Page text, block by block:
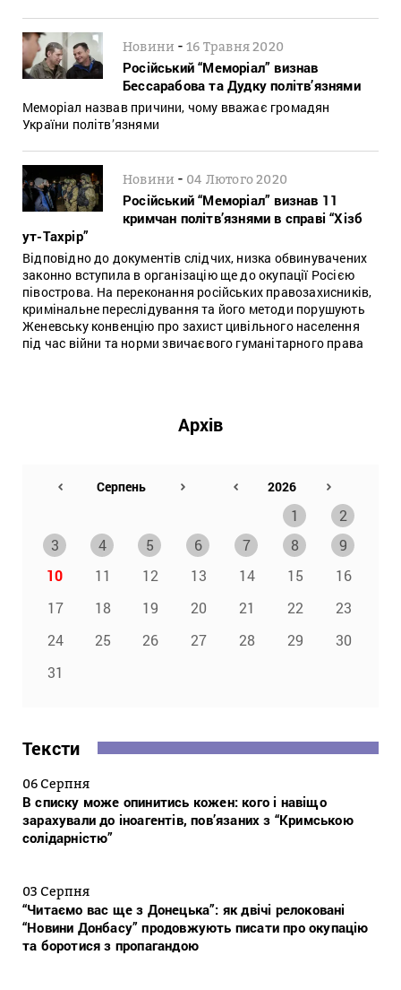
Новини -16 Травня 2020
Російський “Меморіал” визнав
Бессарабова та Дудку політв’язнями
Меморіал назвав причини, чому вважає громадян
України політв’язнями
Новини - 04 Лютого 2020
Російський “Меморіал” визнав 11
кримчан політв’язнями в справі “Хізб
ут-Тахрір”
Відповідно до документів слідчих, низка обвинувачених
законно вступила в організацію ще до окупації Росією
півострова. На переконання російських правозахисників,
кримінальне переслідування та його методи порушують
Женевську конвенцію про захист цивільного населення
під час війни та норми звичаєвого гуманітарного права
Архів
1
2
3
4 5 6 7 8
9
10
11 12 13 14 15
16
17
18 19 20 21 22
23
24
25 26 27 28 29
30
31
Тексти
06 Серпня
В списку може опинитись кожен: кого і навіщо
зарахували до іноагентів, пов’язаних з “Кримською
солідарністю”
03 Серпня
“Читаємо вас ще з Донецька”: як двічі релоковані
“Новини Донбасу” продовжують писати про окупацію
та боротися з пропагандою